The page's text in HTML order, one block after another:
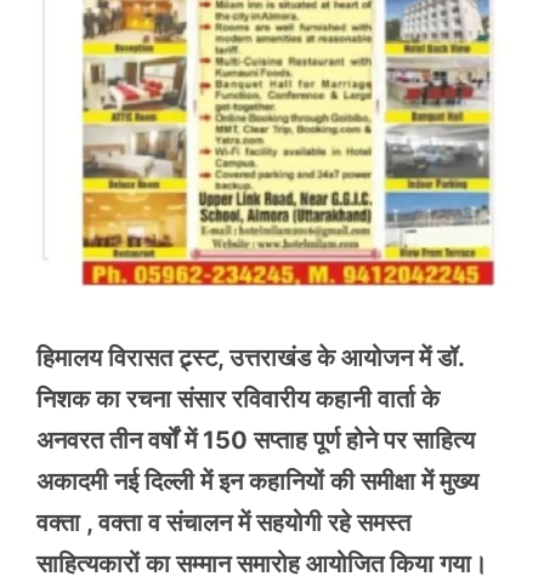
हिमालय विरासत ट्र्स्ट, उत्तराखंड के आयोजन में डॉ.
निशक का रचना संसार रविवारीय कहानी वार्ता के
अनवरत तीन वर्षों में 150 सप्ताह पूर्ण होने पर साहित्य
अकादमी नई दिल्ली में इन कहानियों की समीक्षा में मुख्य
वक्ता , वक्ता व संचालन में सहयोगी रहे समस्त
साहित्यकारों का सम्मान समारोह आयोजित किया गया।